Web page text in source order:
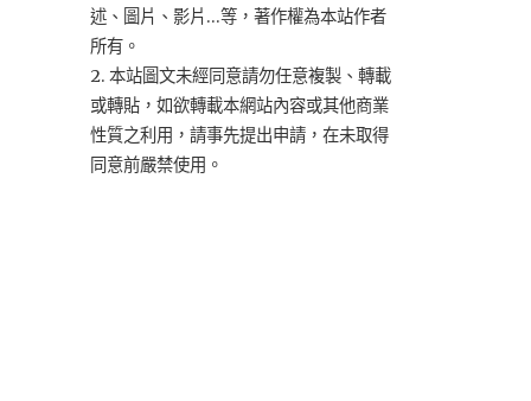
述、圖片、影片...等，著作權為本站作者
所有。
2. 本站圖文未經同意請勿任意複製、轉載
或轉貼，如欲轉載本網站內容或其他商業
性質之利用，請事先提出申請，在未取得
同意前嚴禁使用。